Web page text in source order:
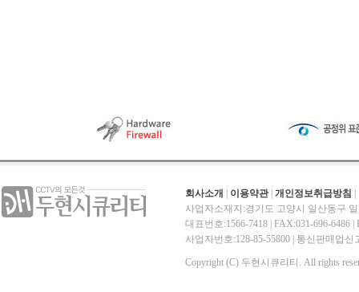
회사소개 이용약관| 개인정보취급방침
사업자소재지:경기도 고양시 일산동구
대표번호:1566-7418 | FAX:031-696-6486 |
사업자번호:128-85-55800 | 통신판매업
Copyright (C) 두현시큐리티. All rights